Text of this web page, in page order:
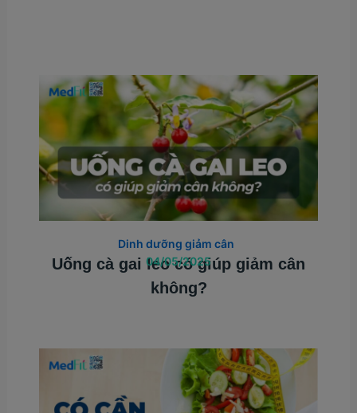
Uống cà gai leo có giúp giảm cân
không?
Dinh dưỡng giảm cân
04/05/2025